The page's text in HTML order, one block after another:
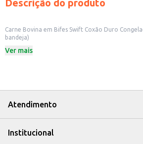
Descrição do produto
Carne Bovina em Bifes Swift Coxão Duro
bandeja)
bandeja, oferece praticidade e rendimento para
Corte: Coxão Duro
Formato: Bifes
Apresentação: Congelada em bandeja
Ideal para preparo de pratos como bifes à
Ver mais
Atendimento
Institucional